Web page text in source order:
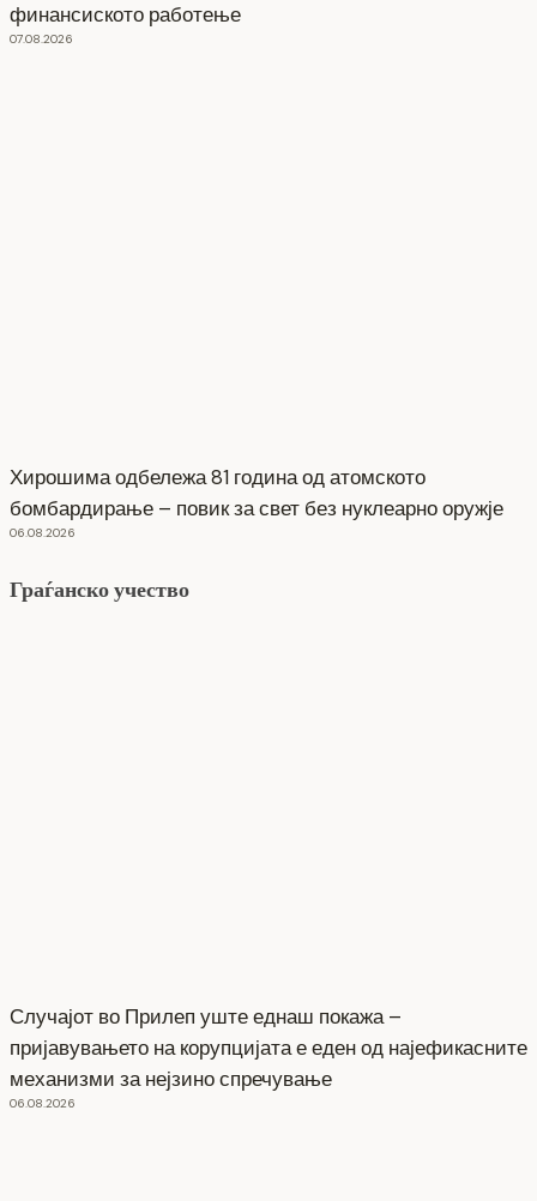
финансиското работење
07.08.2026
Хирошима одбележа 81 година од атомското
бомбардирање – повик за свет без нуклеарно оружје
06.08.2026
Граѓанско учество
Случајот во Прилеп уште еднаш покажа –
пријавувањето на корупцијата е еден од најефикасните
механизми за нејзино спречување
06.08.2026